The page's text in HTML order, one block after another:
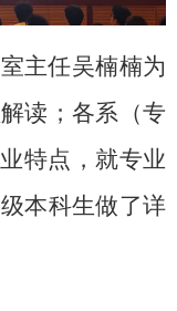
主任吴楠楠为
读 ； 各系（专
特点，就专业
本科生做了详